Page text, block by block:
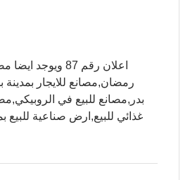
اعلان رقم 87
رمضان,مصانع للايجار بمدينة
بدر,مصانع للبيع في
غذائي للبيع,ارض صناعية للبيع